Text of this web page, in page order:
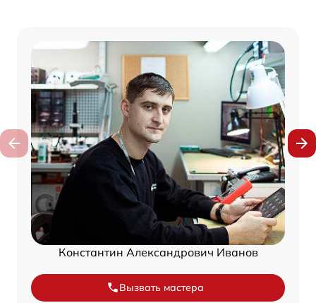
Константин Александрович Иванов
Вызвать мастера